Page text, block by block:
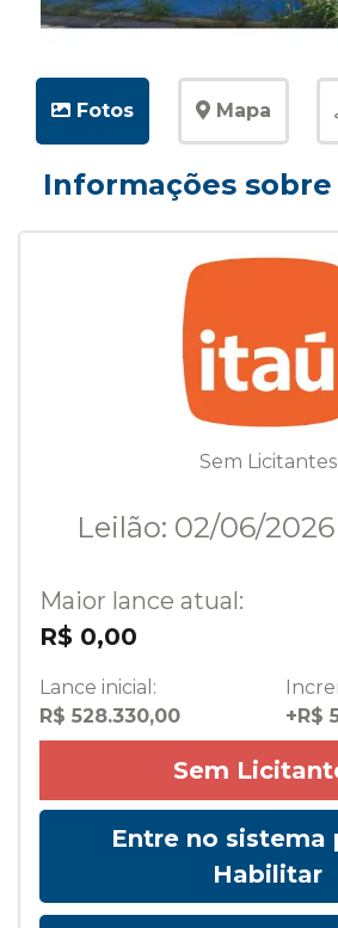
Fotos Mapa
Informações
Sem Licitantes
Leilão: 02/06/2026
Maior lance atual:
R$ 0,00
Lance inicial:
R$ 528.330,00
+R$
Sem
Entre no sistema
Habilitar